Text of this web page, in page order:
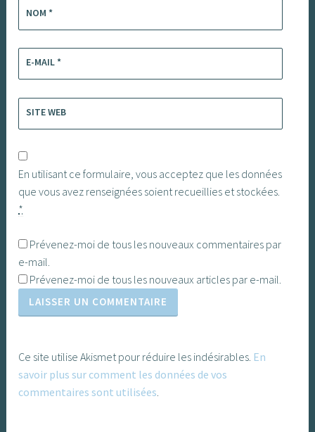
NOM*
E-MAIL*
SITE WEB
En utilisant ce formulaire, vous acceptez que les données
que vous avez renseignées soient recueillies et stockées.
*
Prévenez-moi de tous les nouveaux commentaires par
e-mail.
Prévenez-moi de tous les nouveaux articles par e-mail.
Ce site utilise Akismet pour réduire les indésirables. En
savoir plus sur comment les données de vos
commentaires sont utilisées.